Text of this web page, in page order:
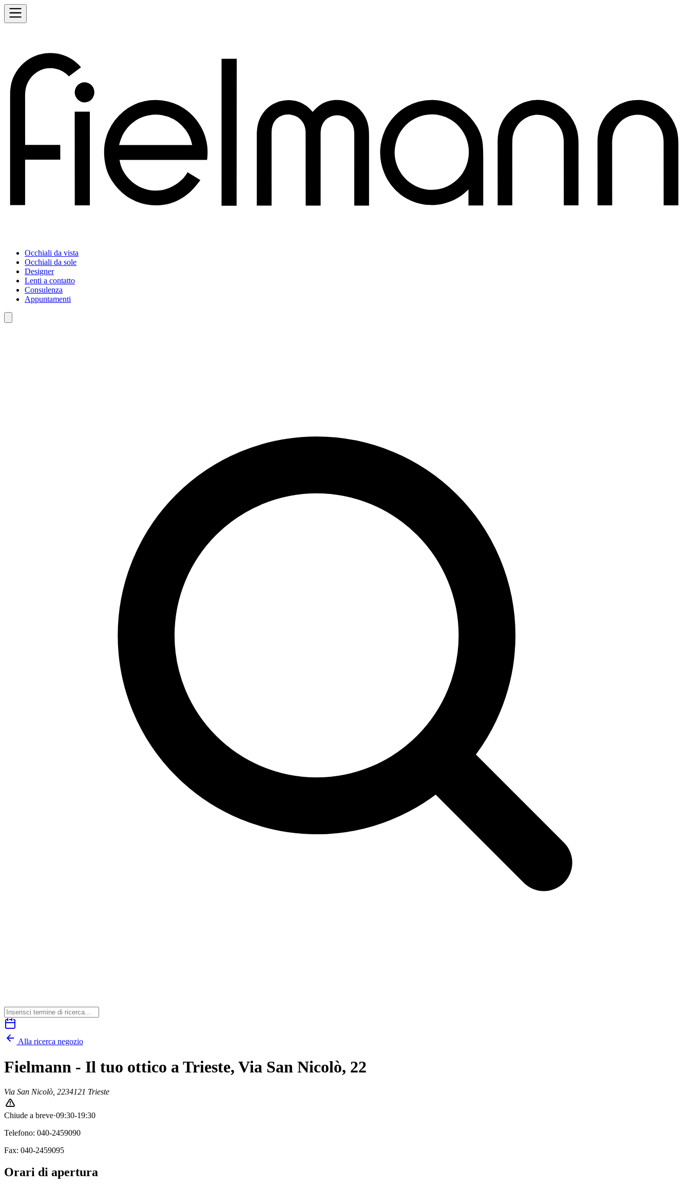
Occhiali da vista
Occhiali da sole
Designer
Lenti a contatto
Consulenza
Appuntamenti
Alla ricerca negozio
Fielmann - Il tuo ottico a Trieste, Via San Nicolò, 22
Via San Nicolò, 2234121 Trieste
Chiude a breve·09:30-19:30
Telefono: 040-2459090
Fax: 040-2459095
Orari di apertura